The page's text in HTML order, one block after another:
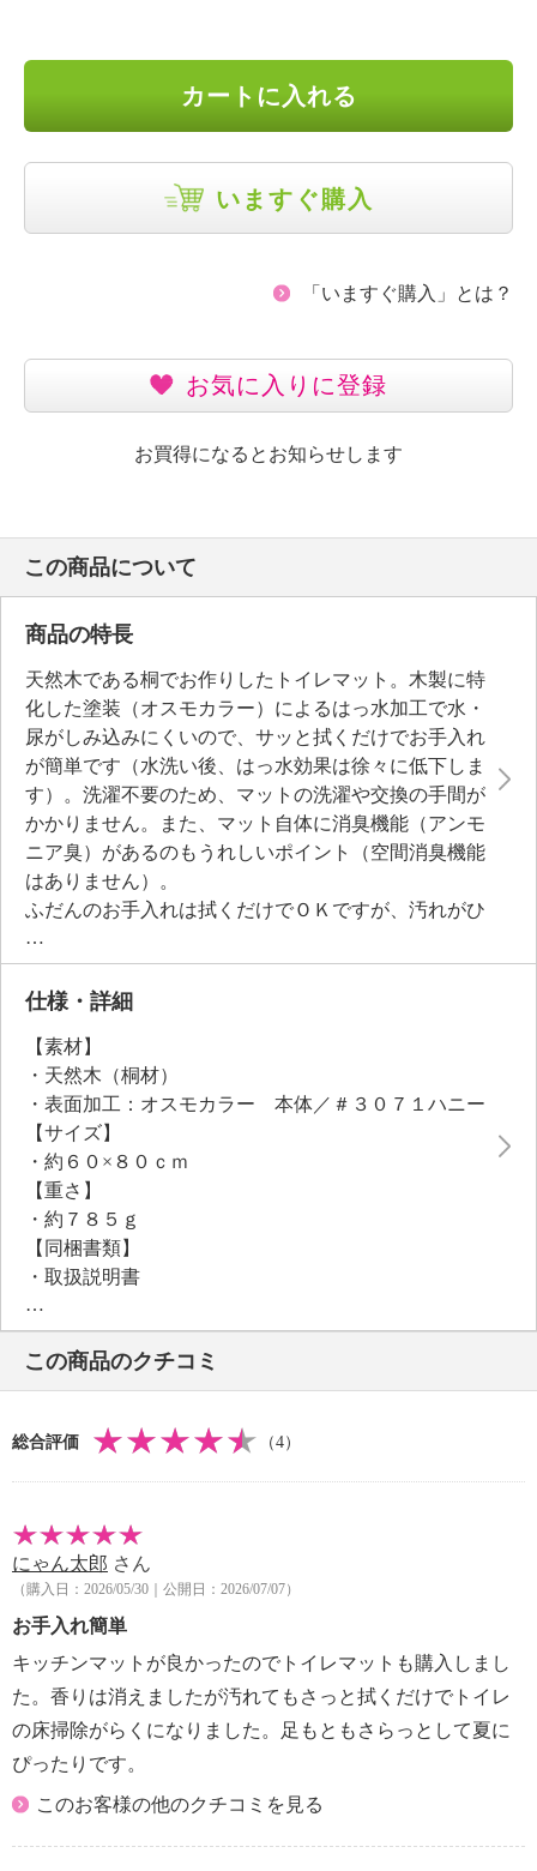
カートに入れる
いますぐ購入
「いますぐ購入」とは？
お気に入りに登録
お買得になるとお知らせします
この商品について
商品の特長
天然木である桐でお作りしたトイレマット。木製に特
化した塗装（オスモカラー）によるはっ水加工で水・
尿がしみ込みにくいので、サッと拭くだけでお手入れ
が簡単です（水洗い後、はっ水効果は徐々に低下しま
す）。洗濯不要のため、マットの洗濯や交換の手間が
かかりません。また、マット自体に消臭機能（アンモ
ニア臭）があるのもうれしいポイント（空間消臭機能
はありません）。
ふだんのお手入れは拭くだけでＯＫですが、汚れがひ
どい時は、水洗いも可能です。お手持ちの除菌スプレ
ーもお使いいただけます。
桐は一般的に熱伝導率が低いといわれており、夏はひ
ただけます。表面がフラットなので、掃除機がけもら
くらく。裏面は滑り止め付きでズレにくくなっていま
す。
使わない時はクルクルと丸めてコンパクトに収納でき
ます。カッターでカットもできるのでサイズの微調整
も可能です（カットした後は、ケガ防止のため角をサ
ンドペーパーなどで丸く削ってからご使用くださ
い）。
仕様・詳細
【素材】
・天然木（桐材）
・表面加工：オスモカラー 本体／＃３０７１ハニー
【サイズ】
・約６０×８０ｃｍ
【重さ】
・約７８５ｇ
【同梱書類】
・取扱説明書
【メンテナンス（ケアラベル）】
※詳細は取扱説明書を参照
【使用上の注意】
※詳細は取扱説明書を参照
さい
・床暖房・ホットカーペット等の上では使用しないで
・設置・収納の際に板と板の隙間に指をはさまないよ
うに気をつけてください
【原産国（地）】
・日本製
この商品のクチコミ
総合評価 （4）
にゃん太郎 さん
（購入日：2026/05/30｜公開日：2026/07/07）
お手入れ簡単
キッチンマットが良かったのでトイレマットも購入しまし
た。香りは消えましたが汚れてもさっと拭くだけでトイレ
の床掃除がらくになりました。足もともさらっとして夏に
ぴったりです。
このお客様の他のクチコミを見る